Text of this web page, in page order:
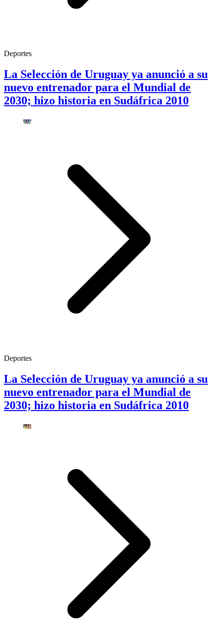
Deportes
La Selección de Uruguay ya anunció a su
nuevo entrenador para el Mundial de
2030; hizo historia en Sudáfrica 2010
Deportes
La Selección de Uruguay ya anunció a su
nuevo entrenador para el Mundial de
2030; hizo historia en Sudáfrica 2010